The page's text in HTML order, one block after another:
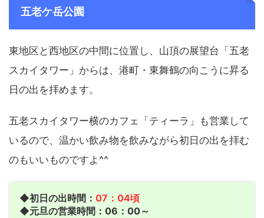
五老ケ岳公園
東地区と西地区の中間に位置し、山頂の展望台「五老
スカイタワー」からは、港町・東舞鶴の向こうに昇る
日の出を拝めます。
五老スカイタワー横のカフェ「ティーラ」も営業して
いるので、温かい飲み物を飲みながら初日の出を拝む
のもいいものですよ^^
◆初日の出時間： 07：04頃
◆元旦の営業時間：06：00～